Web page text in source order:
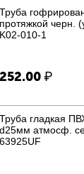
Труба
протяжкой черн.
K02-010-1
252.00₽
Труба гладкая
d25мм атмосф.
63925UF